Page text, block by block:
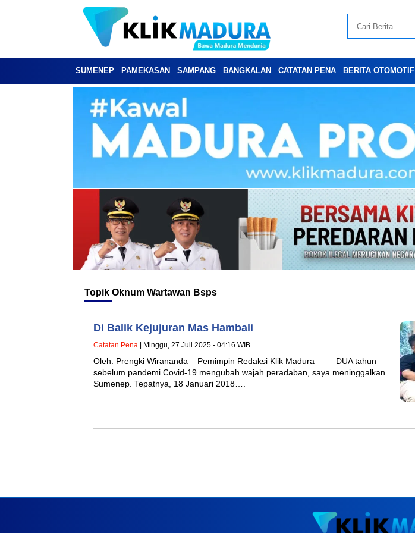
SUMENEP PAMEKASAN SAMPANG BANGKALAN CATATAN PENA BERITA OTOMOTIF
Topik Oknum Wartawan Bsps
Di Balik Kejujuran Mas Hambali
Catatan Pena | Minggu, 27 Juli 2025 - 04:16 WIB
Oleh: Prengki Wirananda – Pemimpin Redaksi Klik Madura —— DUA tahun
sebelum pandemi Covid-19 mengubah wajah peradaban, saya meninggalkan
Sumenep. Tepatnya, 18 Januari 2018….